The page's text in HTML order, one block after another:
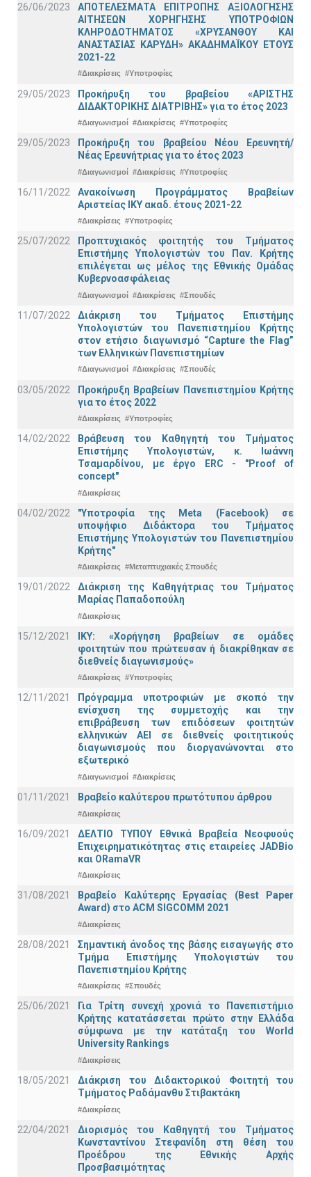
26/06/2023
ΑΠΟΤΕΛΕΣΜΑΤΑ ΕΠΙΤΡΟΠΗΣ ΑΞΙΟΛΟΓΗΣΗΣ
ΑΙΤΗΣΕΩΝ ΧΟΡΗΓΗΣΗΣ ΥΠΟΤΡΟΦΙΩΝ
ΚΛΗΡΟΔΟΤΗΜΑΤΟΣ «ΧΡΥΣΑΝΘΟΥ ΚΑΙ
ΑΝΑΣΤΑΣΙΑΣ ΚΑΡΥΔΗ» ΑΚΑΔΗΜΑΪΚΟΥ ΕΤΟΥΣ
2021-22
#Διακρίσεις #Υποτροφίες
29/05/2023
Προκήρυξη του βραβείου «ΑΡΙΣΤΗΣ
ΔΙΔΑΚΤΟΡΙΚΗΣ ΔΙΑΤΡΙΒΗΣ» για το έτος 2023
#Διαγωνισμοί #Διακρίσεις #Υποτροφίες
29/05/2023
Προκήρυξη του βραβείου Νέου Ερευνητή/
Νέας Ερευνήτριας για το έτος 2023
#Διαγωνισμοί #Διακρίσεις #Υποτροφίες
16/11/2022
Ανακοίνωση Προγράμματος Βραβείων
Αριστείας ΙΚΥ ακαδ. έτους 2021-22
#Διακρίσεις #Υποτροφίες
25/07/2022
Προπτυχιακός φοιτητής του Τμήματος
Επιστήμης Υπολογιστών του Παν. Κρήτης
επιλέγεται ως μέλος της Εθνικής Ομάδας
Κυβερνοασφάλειας
#Διαγωνισμοί #Διακρίσεις #Σπουδές
11/07/2022
Διάκριση του Τμήματος Επιστήμης
Υπολογιστών του Πανεπιστημίου Κρήτης
στον ετήσιο διαγωνισμό “Capture the Flag”
των Ελληνικών Πανεπιστημίων
#Διαγωνισμοί #Διακρίσεις #Σπουδές
03/05/2022
Προκήρυξη Βραβείων Πανεπιστημίου Κρήτης
για το έτος 2022
#Διακρίσεις #Υποτροφίες
14/02/2022
Βράβευση του Καθηγητή του Τμήματος
Επιστήμης Υπολογιστών, κ. Ιωάννη
Τσαμαρδίνου, με έργο ERC - "Proof of
concept"
#Διακρίσεις
04/02/2022
"Υποτροφία της Meta (Facebook) σε
υποψήφιο Διδάκτορα του Τμήματος
Επιστήμης Υπολογιστών του Πανεπιστημίου
Κρήτης"
#Διακρίσεις #Μεταπτυχιακές Σπουδές
19/01/2022
Διάκριση της Καθηγήτριας του Τμήματος
Μαρίας Παπαδοπούλη
#Διακρίσεις
15/12/2021
IKY: «Χορήγηση βραβείων σε ομάδες
φοιτητών που πρώτευσαν ή διακρίθηκαν σε
διεθνείς διαγωνισμούς»
#Διακρίσεις #Υποτροφίες
12/11/2021
Πρόγραμμα υποτροφιών με σκοπό την
ενίσχυση της συμμετοχής και την
επιβράβευση των επιδόσεων φοιτητών
ελληνικών ΑΕΙ σε διεθνείς φοιτητικούς
διαγωνισμούς που διοργανώνονται στο
εξωτερικό
#Διαγωνισμοί #Διακρίσεις
01/11/2021 Bραβείο καλύτερου πρωτότυπου άρθρου
#Διακρίσεις
16/09/2021
ΔΕΛΤΙΟ ΤΥΠΟΥ Εθνικά Βραβεία Νεοφυούς
Επιχειρηματικότητας στις εταιρείες JADBio
και ORamaVR
#Διακρίσεις
31/08/2021
Βραβείο Καλύτερης Εργασίας (Best Paper
Award) στο ACM SIGCOMM 2021
#Διακρίσεις
28/08/2021
Σημαντική άνοδος της βάσης εισαγωγής στο
Τμήμα Επιστήμης Υπολογιστών του
Πανεπιστημίου Κρήτης
#Διακρίσεις #Σπουδές
25/06/2021
Για Τρίτη συνεχή χρονιά το Πανεπιστήμιο
Κρήτης κατατάσσεται πρώτο στην Ελλάδα
σύμφωνα με την κατάταξη του World
University Rankings
#Διακρίσεις
18/05/2021
Διάκριση του Διδακτορικού Φοιτητή του
Τμήματος Ραδάμανθυ Στιβακτάκη
#Διακρίσεις
22/04/2021
Διορισμός του Καθηγητή του Τμήματος
Κωνσταντίνου Στεφανίδη στη θέση του
Προέδρου της Εθνικής Αρχής
Προσβασιμότητας